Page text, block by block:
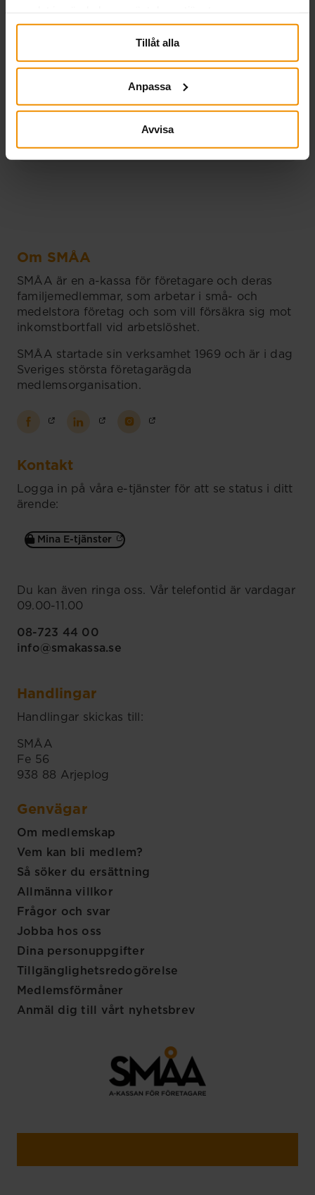
Tillåt alla
Anpassa
Avvisa
Jag har anställd personal – kan de
Hur beräknas ersättningen om min
omsättning varierar mellan
Om SMÅA
SMÅA är en a-kassa för företagare och deras
familjemedlemmar, som arbetar i små- och
medelstora företag och som vill försäkra sig mot
inkomstbortfall vid arbetslöshet.
SMÅA startade sin verksamhet 1969 och är i dag
Sveriges största företagarägda
medlemsorganisation.
Kontakt
Logga in på våra e-tjänster för att se status i ditt
ärende:
Mina E-tjänster
Du kan även ringa oss. Vår telefontid är vardagar
09.00-11.00
08-723 44 00
info@smakassa.se
Handlingar
Handlingar skickas till:
SMÅA
Fe 56
938 88 Arjeplog
Genvägar
Om medlemskap
Vem kan bli medlem?
Så söker du ersättning
Allmänna villkor
Frågor och svar
Jobba hos oss
Dina personuppgifter
Tillgänglighetsredogörelse
Medlemsförmåner
Anmäl dig till vårt nyhetsbrev